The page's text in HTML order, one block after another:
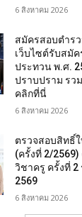
6 สิงหาคม 2026
สมัครสอบตําร
เว็บไซต์รับสมั
ประทวน พ.ศ.
ปราบปราม รว
คลิกที่นี่
6 สิงหาคม 2026
ตรวจสอบสิทธิ์
(ครั้งที่ 2/
วิชาครู ครั้งที่ 2
2569
6 สิงหาคม 2026